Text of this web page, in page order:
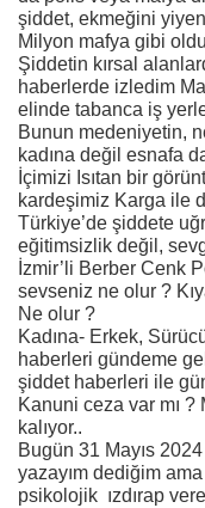
şiddet, ekmeğini
Milyon mafya gibi
Şiddetin kırsal
haberlerde izledim
elinde tabanca iş
Bunun medeniyetin,
kadına değil esnafa
İçimizi Isıtan bir
kardeşimiz Karga ile
Türkiye’de şiddete
eğitimsizlik değil,
İzmir’li Berber Cenk
sevseniz ne olur ?
Ne olur ?
Kadına- Erkek,
haberleri gündeme
şiddet haberleri ile
Kanuni ceza var mı ?
kalıyor..
Bugün 31 Mayıs
yazayım dediğim
psikolojik ızdırap